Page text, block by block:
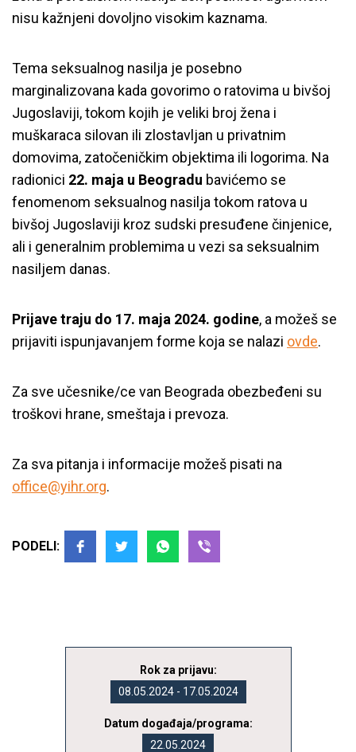
nisu kažnjeni dovoljno visokim kaznama.
Tema seksualnog nasilja je posebno
marginalizovana kada govorimo o ratovima u bivšoj
Jugoslaviji, tokom kojih je veliki broj žena i
muškaraca silovan ili zlostavljan u privatnim
domovima, zatočeničkim objektima ili logorima. Na
radionici 22. maja u Beogradu bavićemo se
fenomenom seksualnog nasilja tokom ratova u
bivšoj Jugoslaviji kroz sudski presuđene činjenice,
ali i generalnim problemima u vezi sa seksualnim
nasiljem danas.
Prijave traju do 17. maja 2024. godine, a možeš se
prijaviti ispunjavanjem forme koja se nalazi ovde.
Za sve učesnike/ce van Beograda obezbeđeni su
troškovi hrane, smeštaja i prevoza.
Za sva pitanja i informacije možeš pisati na
office@yihr.org.
PODELI:
Rok za prijavu:
08.05.2024 - 17.05.2024
Datum događaja/programa:
22.05.2024